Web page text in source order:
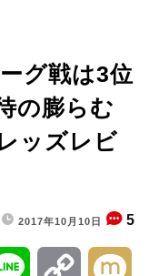
グ戦は3位
の膨らむ
ッズレビ
2017年10月10日 5